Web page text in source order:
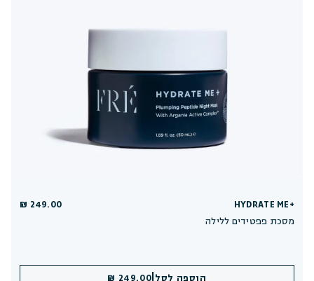
HYDRATE ME+
מסכת פפטידים ללילה
249.00 ₪
הוספה לסל 249.00 ₪